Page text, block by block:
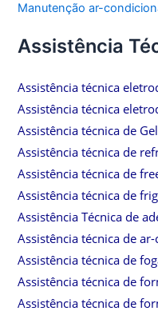
Manutenção ar-
Assistência
Assistência técnica
Assistência técnica
Assistência técnica de
Assistência técnica de
Assistência técnica de
Assistência técnica de
Assistência Técnica de
Assistência técnica de
Assistência técnica de
Assistência técnica de
Assistência técnica de